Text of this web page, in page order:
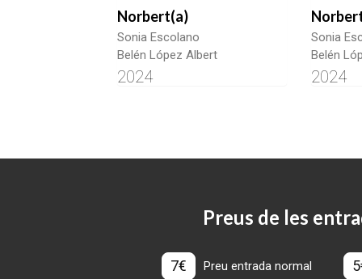
Norbert(a)
Sonia Escolano
Belén López Albert
2024
Sonia
Belén
2024
Preus de les
7€ Preu entrada normal